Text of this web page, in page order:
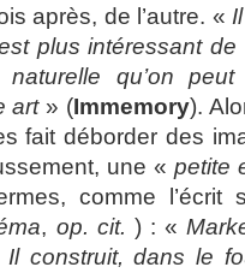
après, de l’autre. «
plus intéressant
qu’on
art » (Immemory).
fait déborder des
une « petite
comme l’écrit
, op. cit. ) : «
construit, dans le